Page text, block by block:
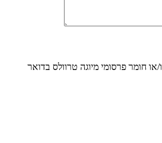
פרסומי מיוגה טרוולס בדואר